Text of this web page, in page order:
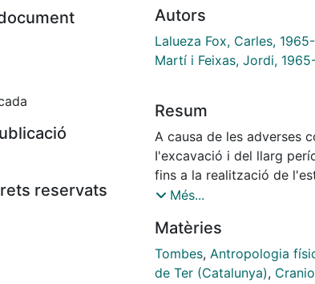
reservats
Autors
Lalueza Fox, Carles, 1965-
Martí i Feixas, Jordi,
Resum
A causa de les adverses
I'excavació i del llarg
fins a la realització de
arribar esta molt
quantificar al màxim el
l'individu M-1). Així,
simetria en base a un
Més...
Matèries
Tombes, Antropologia
de Ter (Catalunya),